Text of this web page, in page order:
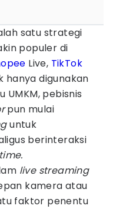
satu strategi
populer di
Live, TikTok
hanya digunakan
pebisnis
pun mulai
untuk
berinteraksi
live streaming
kamera atau
faktor penentu